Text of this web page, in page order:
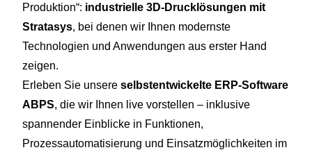
Produktion“: industrielle 3D-Drucklösungen mit
Stratasys, bei denen wir Ihnen modernste
Technologien und Anwendungen aus erster Hand
zeigen.
Erleben Sie unsere selbstentwickelte ERP-Software
ABPS, die wir Ihnen live vorstellen – inklusive
spannender Einblicke in Funktionen,
Prozessautomatisierung und Einsatzmöglichkeiten im